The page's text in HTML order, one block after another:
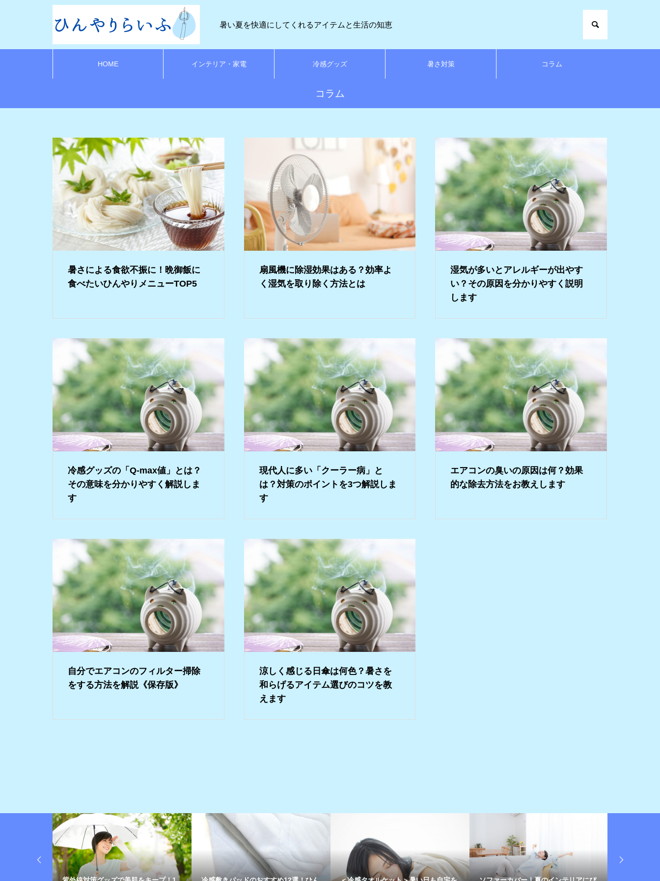
暑い夏を快適にしてくれるアイテムと生活の知恵
HOME インテリア・家電 冷感グッズ 暑さ対策 コラム
コラム
暑さによる食欲不振に！晩御飯に
食べたいひんやりメニューTOP5
扇風機に除湿効果はある？効率よ
く湿気を取り除く方法とは
湿気が多いとアレルギーが出やす
い？その原因を分かりやすく説明
します
冷感グッズの「Q-max値」とは？
その意味を分かりやすく解説しま
す
現代人に多い「クーラー病」と
は？対策のポイントを3つ解説しま
す
エアコンの臭いの原因は何？効果
的な除去方法をお教えします
自分でエアコンのフィルター掃除
をする方法を解説《保存版》
涼しく感じる日傘は何色？暑さを
和らげるアイテム選びのコツを教
えます